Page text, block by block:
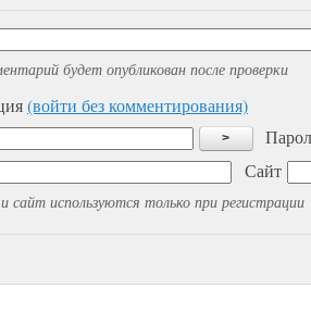
будет опубликован после проверки
(войти без комментирования)
>
Сайт
сайт используются только при регистрации